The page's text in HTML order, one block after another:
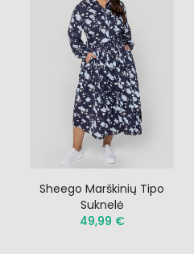
Sheego Marškinių Tipo
Suknelė
49,99 €